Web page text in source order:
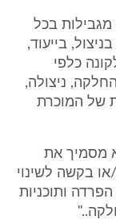
מגבילות בכל
בייעוד,
כלפי
ניצולה,
של המוכרת
מסמיך את
בקשה לשינוי
ותוכניות